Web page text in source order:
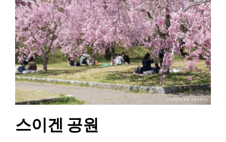
스이겐 공원